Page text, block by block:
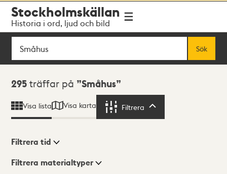
navigationen
huvudinnehållet
Stockholmskällan
Historia i ord, ljud och bild
Sök
Sök
Sökresultat
295 träffar på Småhus
Visa lista Visa karta Filtrera
Visningsläge
Filtrera tid
Filtrera materialtyper